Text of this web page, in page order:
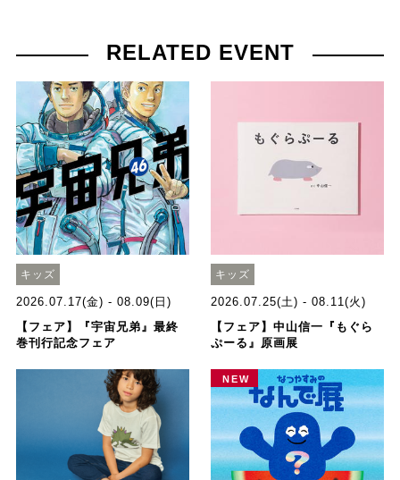
RELATED EVENT
キッズ
2026.07.17(金) - 08.09(日)
【フェア】『宇宙兄弟』最終
巻刊行記念フェア
キッズ
2026.07.25(土) - 08.11(火)
【フェア】中山信一『もぐら
ぷーる』原画展
NEW